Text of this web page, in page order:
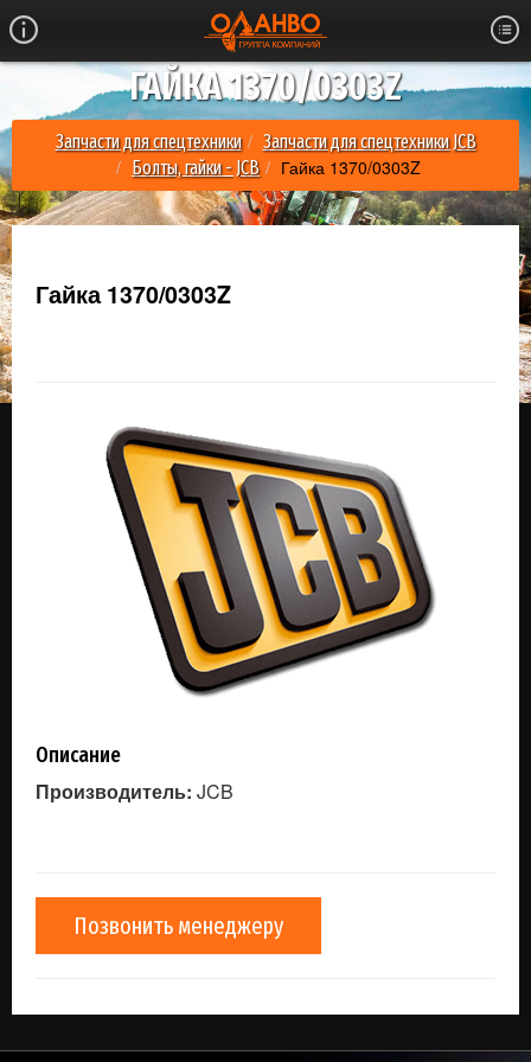
ГАЙКА 1370/0303Z
Запчасти для спецтехники
Запчасти для спецтехники JCB
Болты, гайки - JCB
Гайка 1370/0303Z
Гайка 1370/0303Z
Описание
Производитель: JCB
Позвонить менеджеру